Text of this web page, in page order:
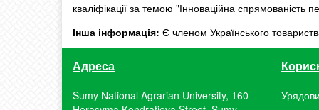
кваліфікації за темою "Інноваційна спрямованість
Інша інформація: Є членом Українського
Адреса
Sumy National Agrarian University, 160